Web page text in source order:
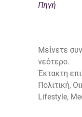
Πηγή
Μείνετε
νεότερο.
Έκτακτη
Πολιτική,
Lifestyle,